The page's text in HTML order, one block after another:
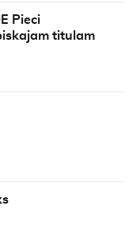
Pieci
titulam